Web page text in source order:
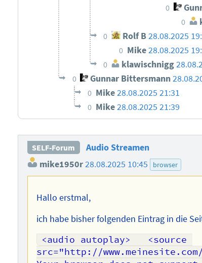
0
0
0 Rolf B28.08.2025
0 Mike28.08.2025
0 klawischnigg
0 Gunnar Bittersmann
0 Mike28.08.2025 21:31
0 Mike28.08.2025 21:39
SELF-Forum
Audio Streamen
mike1950r28.08.2025 10:45 browser
Hallo erstmal,
ich habe bisher folgenden Eintrag in die
<audio autoplay> 	<source
src="http://